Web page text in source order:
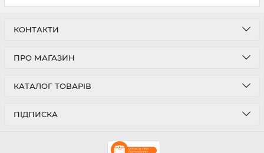
КОНТАКТИ
ПРО МАГАЗИН
КАТАЛОГ ТОВАРІВ
ПІДПИСКА